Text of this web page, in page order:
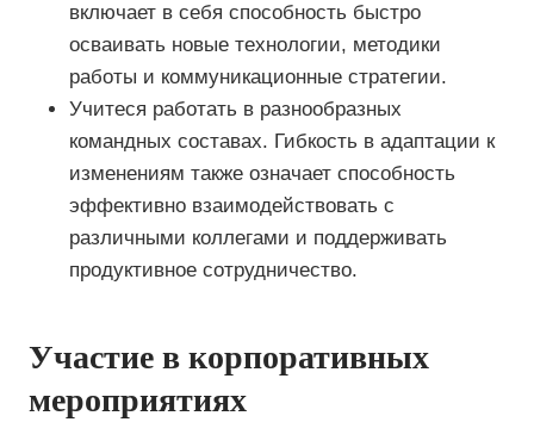
включает в себя способность быстро
осваивать новые технологии, методики
работы и коммуникационные стратегии.
Учитеся работать в разнообразных
командных составах. Гибкость в адаптации к
изменениям также означает способность
эффективно взаимодействовать с
различными коллегами и поддерживать
продуктивное сотрудничество.
Участие в корпоративных
мероприятиях